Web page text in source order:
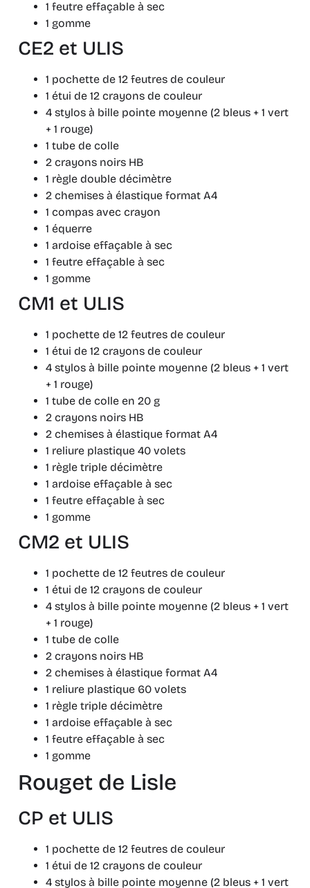
1 feutre effaçable à sec
1 gomme
CE2 et ULIS
1 pochette de 12 feutres de couleur
1 étui de 12 crayons de couleur
4 stylos à bille pointe moyenne (2 bleus + 1 vert
+ 1 rouge)
1 tube de colle
2 crayons noirs HB
1 règle double décimètre
2 chemises à élastique format A4
1 compas avec crayon
1 équerre
1 ardoise effaçable à sec
1 feutre effaçable à sec
1 gomme
CM1 et ULIS
1 pochette de 12 feutres de couleur
1 étui de 12 crayons de couleur
4 stylos à bille pointe moyenne (2 bleus + 1 vert
+ 1 rouge)
1 tube de colle en 20 g
2 crayons noirs HB
2 chemises à élastique format A4
1 reliure plastique 40 volets
1 règle triple décimètre
1 ardoise effaçable à sec
1 feutre effaçable à sec
1 gomme
CM2 et ULIS
1 pochette de 12 feutres de couleur
1 étui de 12 crayons de couleur
4 stylos à bille pointe moyenne (2 bleus + 1 vert
+ 1 rouge)
1 tube de colle
2 crayons noirs HB
2 chemises à élastique format A4
1 reliure plastique 60 volets
1 règle triple décimètre
1 ardoise effaçable à sec
1 feutre effaçable à sec
1 gomme
Rouget de Lisle
CP et ULIS
1 pochette de 12 feutres de couleur
1 étui de 12 crayons de couleur
4 stylos à bille pointe moyenne (2 bleus + 1 vert